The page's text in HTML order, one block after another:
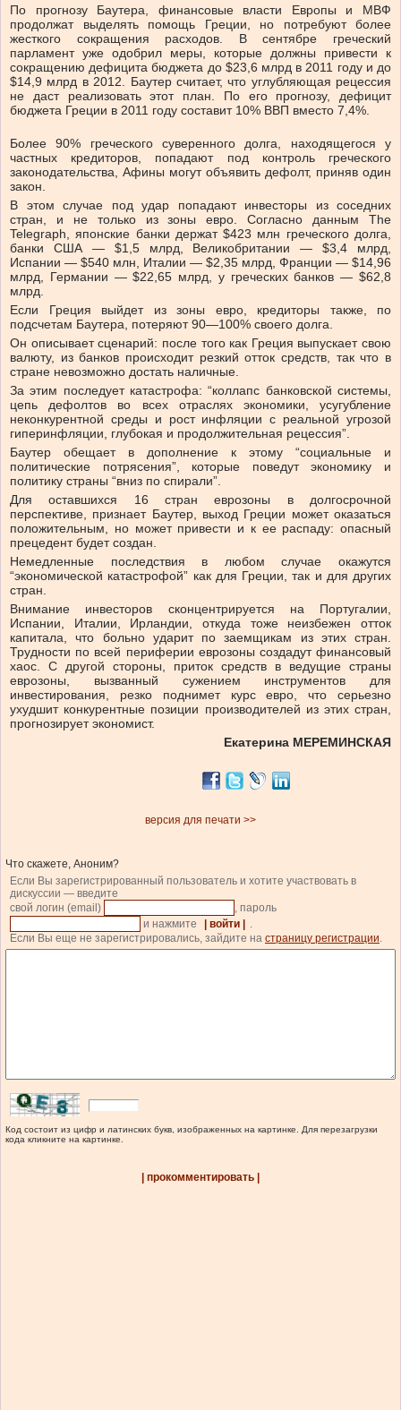
По прогнозу Баутера, финансовые власти Европы и МВФ
продолжат выделять помощь Греции, но потребуют более
жесткого сокращения расходов. В сентябре греческий
парламент уже одобрил меры, которые должны привести к
сокращению дефицита бюджета до $23,6 млрд в 2011 году и до
$14,9 млрд в 2012. Баутер считает, что углубляющая рецессия
не даст реализовать этот план. По его прогнозу, дефицит
бюджета Греции в 2011 году составит 10% ВВП вместо 7,4%.
Более 90% греческого суверенного долга, находящегося у
частных кредиторов, попадают под контроль греческого
законодательства, Афины могут объявить дефолт, приняв один
закон.
В этом случае под удар попадают инвесторы из соседних
стран, и не только из зоны евро. Согласно данным The
Telegraph, японские банки держат $423 млн греческого долга,
банки США — $1,5 млрд, Великобритании — $3,4 млрд,
Испании — $540 млн, Италии — $2,35 млрд, Франции — $14,96
млрд, Германии — $22,65 млрд, у греческих банков — $62,8
млрд.
Если Греция выйдет из зоны евро, кредиторы также, по
подсчетам Баутера, потеряют 90—100% своего долга.
Он описывает сценарий: после того как Греция выпускает свою
валюту, из банков происходит резкий отток средств, так что в
стране невозможно достать наличные.
За этим последует катастрофа: “коллапс банковской системы,
цепь дефолтов во всех отраслях экономики, усугубление
неконкурентной среды и рост инфляции с реальной угрозой
гиперинфляции, глубокая и продолжительная рецессия”.
Баутер обещает в дополнение к этому “социальные и
политические потрясения”, которые поведут экономику и
политику страны “вниз по спирали”.
Для оставшихся 16 стран еврозоны в долгосрочной
перспективе, признает Баутер, выход Греции может оказаться
положительным, но может привести и к ее распаду: опасный
прецедент будет создан.
Немедленные последствия в любом случае окажутся
“экономической катастрофой” как для Греции, так и для других
стран.
Внимание инвесторов сконцентрируется на Португалии,
Испании, Италии, Ирландии, откуда тоже неизбежен отток
капитала, что больно ударит по заемщикам из этих стран.
Трудности по всей периферии еврозоны создадут финансовый
хаос. С другой стороны, приток средств в ведущие страны
еврозоны, вызванный сужением инструментов для
инвестирования, резко поднимет курс евро, что серьезно
ухудшит конкурентные позиции производителей из этих стран,
прогнозирует экономист.
Екатерина МЕРЕМИНСКАЯ
версия для печати >>
Что скажете, Аноним?
Если Вы зарегистрированный пользователь и хотите участвовать в
дискуссии — введите
свой логин (email)
, пароль
и нажмите
| войти |
.
Если Вы еще не зарегистрировались, зайдите на страницу регистрации.
Код состоит из цифр и латинских букв, изображенных на картинке. Для перезагрузки
кода кликните на картинке.
| прокомментировать |